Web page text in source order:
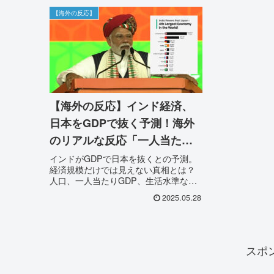
【海外の反応】
【海外の反応】インド経済、
日本をGDPで抜く予測！海外
のリアルな反応「一人当たり
GDPは？」「生活水準は？」
インドがGDPで日本を抜くとの予測。
経済規模だけでは見えない真相とは？
人口、一人当たりGDP、生活水準な
2025.05.28
スポ